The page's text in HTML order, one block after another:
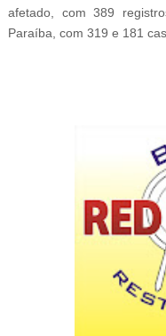
afetado, com 389
Paraíba, com 319 e 181